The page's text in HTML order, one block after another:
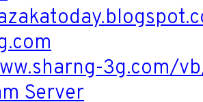
3g.com/
Server